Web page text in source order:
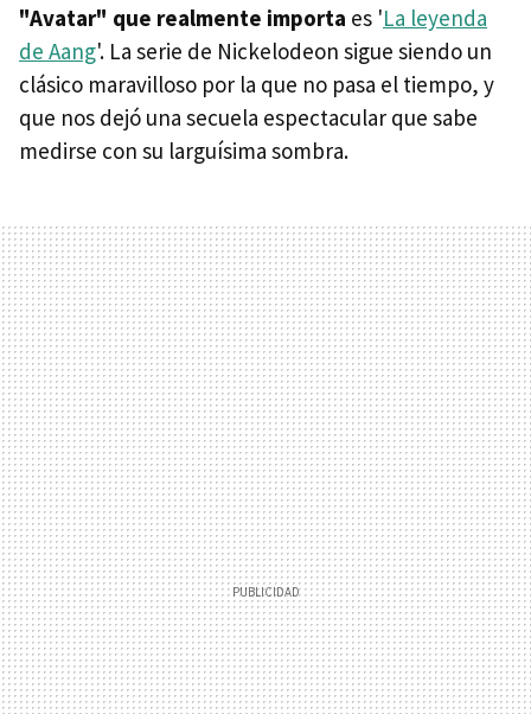
"Avatar" que realmente importa es 'La leyenda
de Aang'. La serie de Nickelodeon sigue siendo un
clásico maravilloso por la que no pasa el tiempo, y
que nos dejó una secuela espectacular que sabe
medirse con su larguísima sombra.